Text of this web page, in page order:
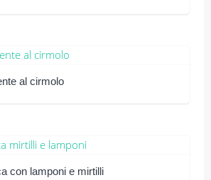
al cirmolo
di prezzo: da 5,60 € a 8,90 €
con lamponi e mirtilli
di prezzo: da 3,20 € a 5,90 €